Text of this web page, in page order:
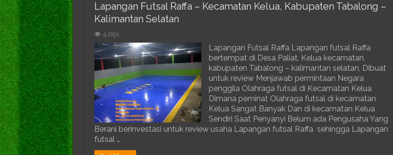
Lapangan Futsal Raffa – Kecamatan Kelua, Kabupaten Tabalong –
Kalimantan Selatan
4,691
Lapangan Futsal Raffa Lapangan futsal Raffa
bertempat di Desa Paliat, Kelua kecamatan,
kabupaten Tabalong – kalimantan selatan, Dibuat
untuk review Menjawab permintaan Negara
penggila Olahraga futsal di Kecamatan Kelua
Dimana peminat Olahraga futsal di kecamatan
Kelua Sangat Banyak Dan di kecamatan Kelua
Sendiri Saat Penyanyi Belum ada Pengusaha Yang
Berani berinvestasi untuk review usaha Lapangan futsal Raffa sehingga Lapangan
futsal …